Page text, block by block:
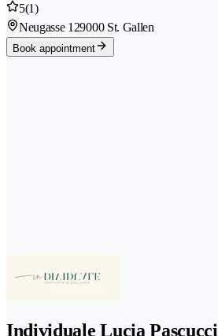
5(1)
Neugasse 129000 St. Gallen
Book appointment
Individuale Lucia Pascucci